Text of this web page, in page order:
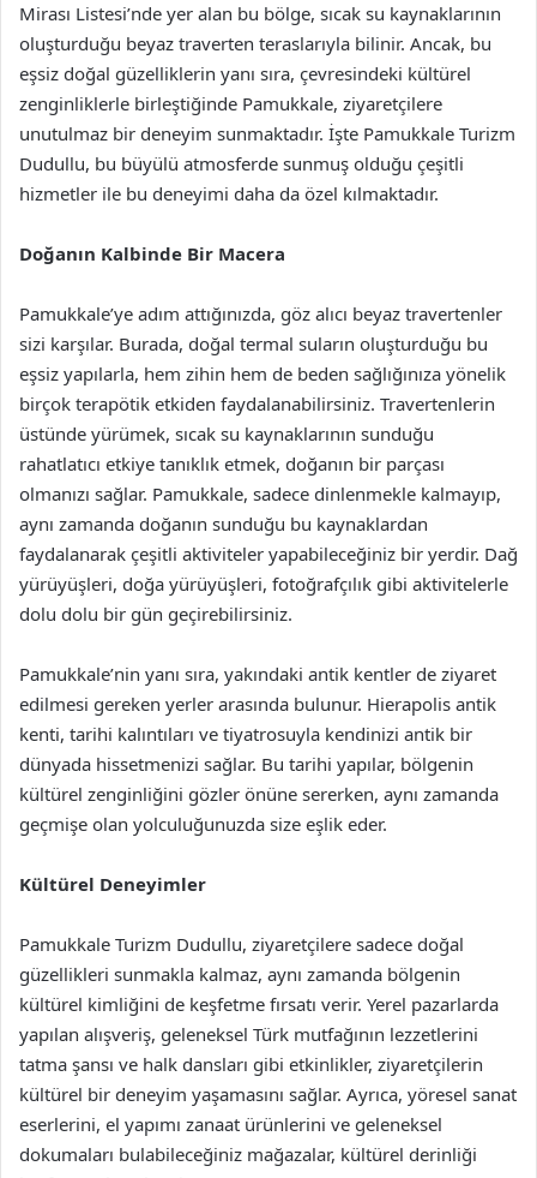
Mirası Listesi’nde yer alan bu bölge, sıcak su kaynaklarının
oluşturduğu beyaz traverten teraslarıyla bilinir. Ancak, bu
eşsiz doğal güzelliklerin yanı sıra, çevresindeki kültürel
zenginliklerle birleştiğinde Pamukkale, ziyaretçilere
unutulmaz bir deneyim sunmaktadır. İşte Pamukkale Turizm
Dudullu, bu büyülü atmosferde sunmuş olduğu çeşitli
hizmetler ile bu deneyimi daha da özel kılmaktadır.
Doğanın Kalbinde Bir Macera
Pamukkale’ye adım attığınızda, göz alıcı beyaz travertenler
sizi karşılar. Burada, doğal termal suların oluşturduğu bu
eşsiz yapılarla, hem zihin hem de beden sağlığınıza yönelik
birçok terapötik etkiden faydalanabilirsiniz. Travertenlerin
üstünde yürümek, sıcak su kaynaklarının sunduğu
rahatlatıcı etkiye tanıklık etmek, doğanın bir parçası
olmanızı sağlar. Pamukkale, sadece dinlenmekle kalmayıp,
aynı zamanda doğanın sunduğu bu kaynaklardan
faydalanarak çeşitli aktiviteler yapabileceğiniz bir yerdir. Dağ
yürüyüşleri, doğa yürüyüşleri, fotoğrafçılık gibi aktivitelerle
dolu dolu bir gün geçirebilirsiniz.
Pamukkale’nin yanı sıra, yakındaki antik kentler de ziyaret
edilmesi gereken yerler arasında bulunur. Hierapolis antik
kenti, tarihi kalıntıları ve tiyatrosuyla kendinizi antik bir
dünyada hissetmenizi sağlar. Bu tarihi yapılar, bölgenin
kültürel zenginliğini gözler önüne sererken, aynı zamanda
geçmişe olan yolculuğunuzda size eşlik eder.
Kültürel Deneyimler
Pamukkale Turizm Dudullu, ziyaretçilere sadece doğal
güzellikleri sunmakla kalmaz, aynı zamanda bölgenin
kültürel kimliğini de keşfetme fırsatı verir. Yerel pazarlarda
yapılan alışveriş, geleneksel Türk mutfağının lezzetlerini
tatma şansı ve halk dansları gibi etkinlikler, ziyaretçilerin
kültürel bir deneyim yaşamasını sağlar. Ayrıca, yöresel sanat
eserlerini, el yapımı zanaat ürünlerini ve geleneksel
dokumaları bulabileceğiniz mağazalar, kültürel derinliği